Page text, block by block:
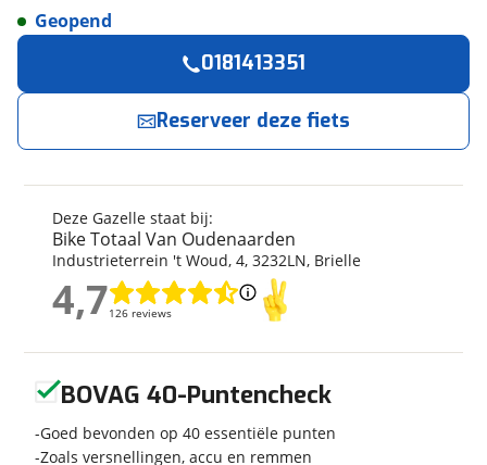
HeavyDutyNL
Modeljaar
2025
Framehoogte
54 cm
Wielmaat
28 inch
Nieuw of occasion
Nieuw
Techniek
Transmissie
Naaf
Deze Gazelle staat bij:
Bike Totaal Van Oudenaarden
Industrieterrein 't Woud, 4, 3232LN, Brielle
4,7126 reviews
4,7
Geopend
0181413351
Reserveer deze fiets
Reserveernu!
Bike Totaal Van Oudenaarden neemt snel
contact met je op.
Naam
E-mailadres
Telefoonnummer (optioneel)
BOVAG 40-Puntencheck
Goed bevonden op 40 essentiële punten
Zoals versnellingen, accu en remmen